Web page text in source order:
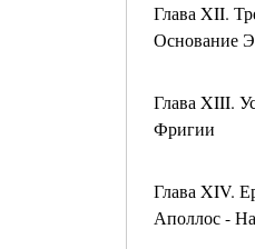
Глава XII.
Основание
Глава XIII.
Фригии
Глава XIV.
Аполлос -